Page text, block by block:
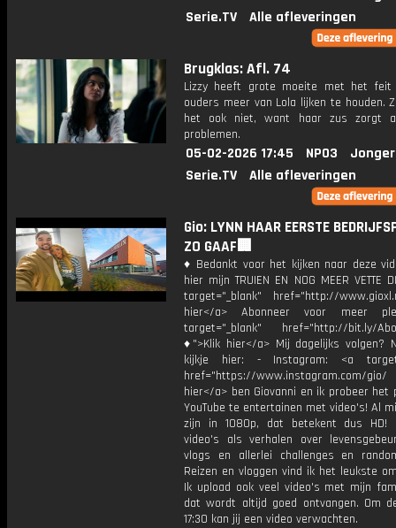
Serie.TV
Alle afleveringen
Brugklas: Afl. 74
Lizzy heeft grote moeite met het
ouders meer van Lola lijken te houden.
het ook niet, want haar zus zorgt
problemen.
05-02-2026 17:45 NPO3
Serie.TV
Alle afleveringen
Gio: LYNN HAAR EERSTE
ZO GAAF🏢
♦ Bedankt voor het kijken naar deze
hier mijn TRUIEN EN NOG MEER VETTE
target="_blank" href="http://
hier</a> Abonneer voor meer
target="_blank" href="http://bit.ly/
♦">Klik hier</a> Mij dagelijks volgen?
kijkje hier: - Instagram: <a
href="https://www.instagram.com/
hier</a> ben Giovanni en ik probeer het
YouTube te entertainen met video's! Al
zijn in 1080p, dat betekent dus HD!
video's als verhalen over
vlogs en allerlei challenges en
Reizen en vloggen vind ik het leukste
Ik upload ook veel video's met mijn
dat wordt altijd goed ontvangen. Om
17:30 kan jij een video verwachten.